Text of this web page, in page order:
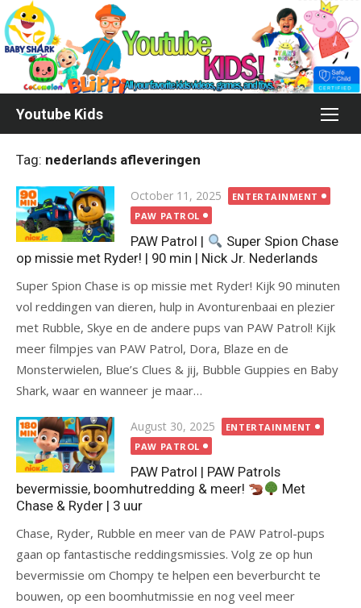
Skip
to
content
Youtube Kids
Tag: nederlands afleveringen
Posted
on
October 11, 2025
ENTERTAINMENT
PAW PATROL
PAW Patrol |
Super Spion Chase
op missie met Ryder! | 90 min | Nick Jr. Nederlands
Super Spion Chase is op missie met Ryder! Kijk 90 minuten
vol reddingen van dieren, hulp in Avonturenbaai en plezier
met Rubble, Skye en de andere pups van PAW Patrol! Kijk
meer filmpjes van PAW Patrol, Dora, Blaze en de
Monsterwielen, Blue’s Clues & jij, Bubble Guppies en Baby
Shark, waar en wanneer je maar…
Posted
on
August 30, 2025
ENTERTAINMENT
PAW PATROL
PAW Patrol | PAW Patrols
bevermissie, boomhutredding & meer!
Met
Chase & Ryder | 3 uur
Chase, Ryder, Rubble en meer van de PAW Patrol-pups
gaan op fantastische reddingsmissies. Volg ze op hun
bevermissie om Chompy te helpen een beverburcht te
bouwen, op een boomhutmissie en nog veel meer